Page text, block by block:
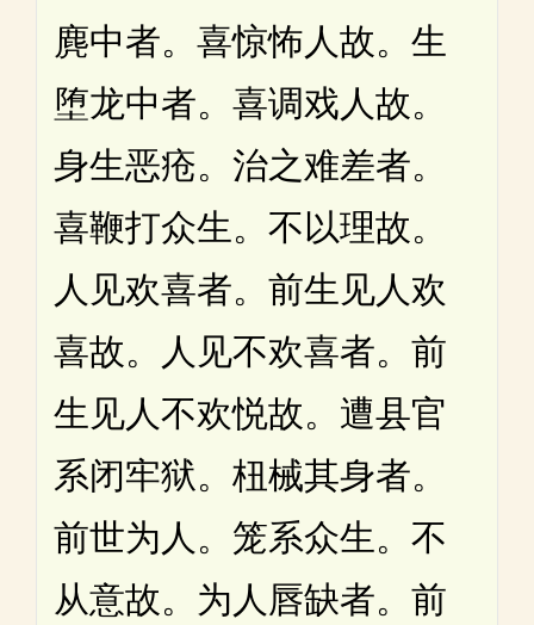
麂中者。喜惊怖人故。生
堕龙中者。喜调戏人故。
身生恶疮。治之难差者。
喜鞭打众生。不以理故。
人见欢喜者。前生见人欢
喜故。人见不欢喜者。前
生见人不欢悦故。遭县官
系闭牢狱。杻械其身者。
前世为人。笼系众生。不
从意故。为人唇缺者。前